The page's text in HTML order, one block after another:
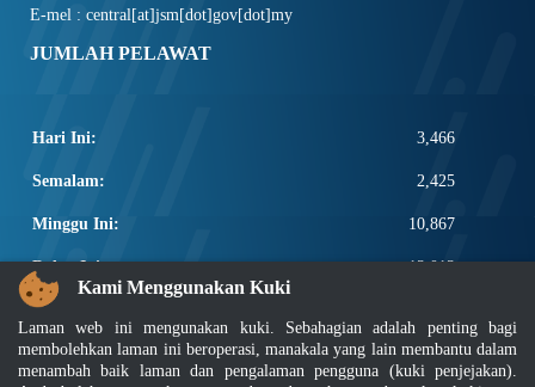
E-mel : central[at]jsm[dot]gov[dot]my
JUMLAH PELAWAT
Hari Ini: 3,466
Semalam: 2,425
Minggu Ini: 10,867
Bulan Ini: 13,013
Total:
PAUTAN POPULAR
Kami Menggunakan Kuki
Laman web ini mengunakan kuki. Sebahagian adalah penting bagi
membolehkan laman ini beroperasi, manakala yang lain membantu dalam
menambah baik laman dan pengalaman pengguna (kuki penjejakan).